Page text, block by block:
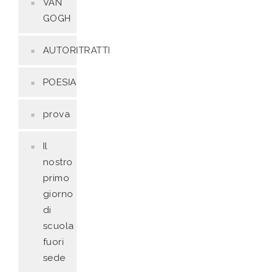
VAN
GOGH
AUTORITRATTI
POESIA
prova
Il
nostro
primo
giorno
di
scuola
fuori
sede